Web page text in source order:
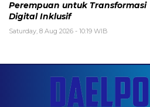
Perempuan untuk Transformasi
Digital Inklusif
Saturday, 8 Aug 2026 - 10:19 WIB